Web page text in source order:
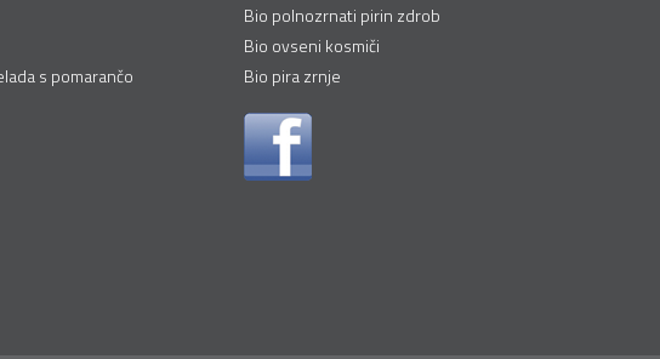
s pomarančo
Bio polnozrnati pirin zdrob
Bio ovseni kosmiči
Bio pira zrnje